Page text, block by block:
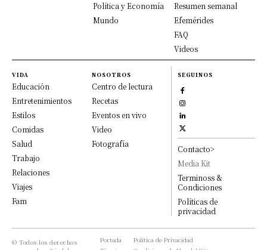
Política y Economía
Mundo
Resumen semanal
Efemérides
FAQ
Videos
VIDA
Educación
Entretenimientos
Estilos
Comidas
Salud
Trabajo
Relaciones
Viajes
Fam
NOSOTROS
Centro de lectura
Recetas
Eventos en vivo
Video
Fotografía
SEGUINOS
Contacto>
Media Kit
Terminoss &
Condiciones
Políticas de
privacidad
© Todos los derechos
Portada
Política de Privacidad